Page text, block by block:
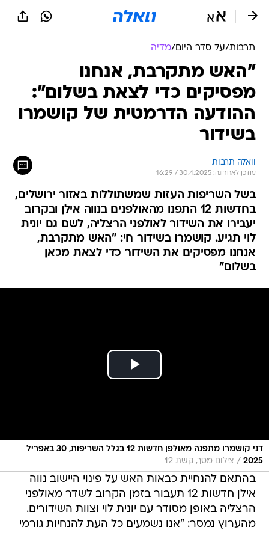
תרבות/על סדר היום/מדיה
"האש מתקרבת, אנחנו
מפסיקים כדי לצאת בשלום":
ההודעה הדרמטית של קושמרו
בשידור
וואלה תרבות
עודכן לאחרונה: 30.4.2025 / 16:29
בשל השריפות העזות שמשתוללות באזור ירושלים,
בחדשות 12 התפנו מהאולפנים בנווה אילן ובקרוב
יעבירו את השידור לאולפני הרצליה, לשם גם יונית
לוי תגיע. קושמרו בשידור חי: "האש מתקרבת,
אנחנו מפסיקים את השידור כדי לצאת מכאן
בשלום"
דני קושמרו מתפנה מאולפן חדשות 12 בגלל השריפות, 30 באפריל
2025
/ צילום מסך, קשת 12
בהתאם להנחיית כבאות האש על פינוי היישוב נווה
אילן חדשות 12 תעבור בזמן הקרוב לשדר מאולפני
הרצליה באופן מסודר עם יונית לוי וצוות השידורים.
מהערוץ נמסר: "אנו נשמעים כל העת להנחיות גורמי